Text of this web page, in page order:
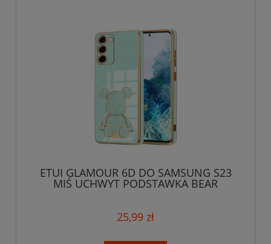
ETUI GLAMOUR 6D DO SAMSUNG S23
MIŚ UCHWYT PODSTAWKA BEAR
25,99 zł